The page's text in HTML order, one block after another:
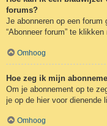
forums?
Je abonneren op een forum
“Abonneer forum” te
Omhoog
Hoe zeg ik mijn
Om je abonnement op te
je op de hier voor dienende
Omhoog